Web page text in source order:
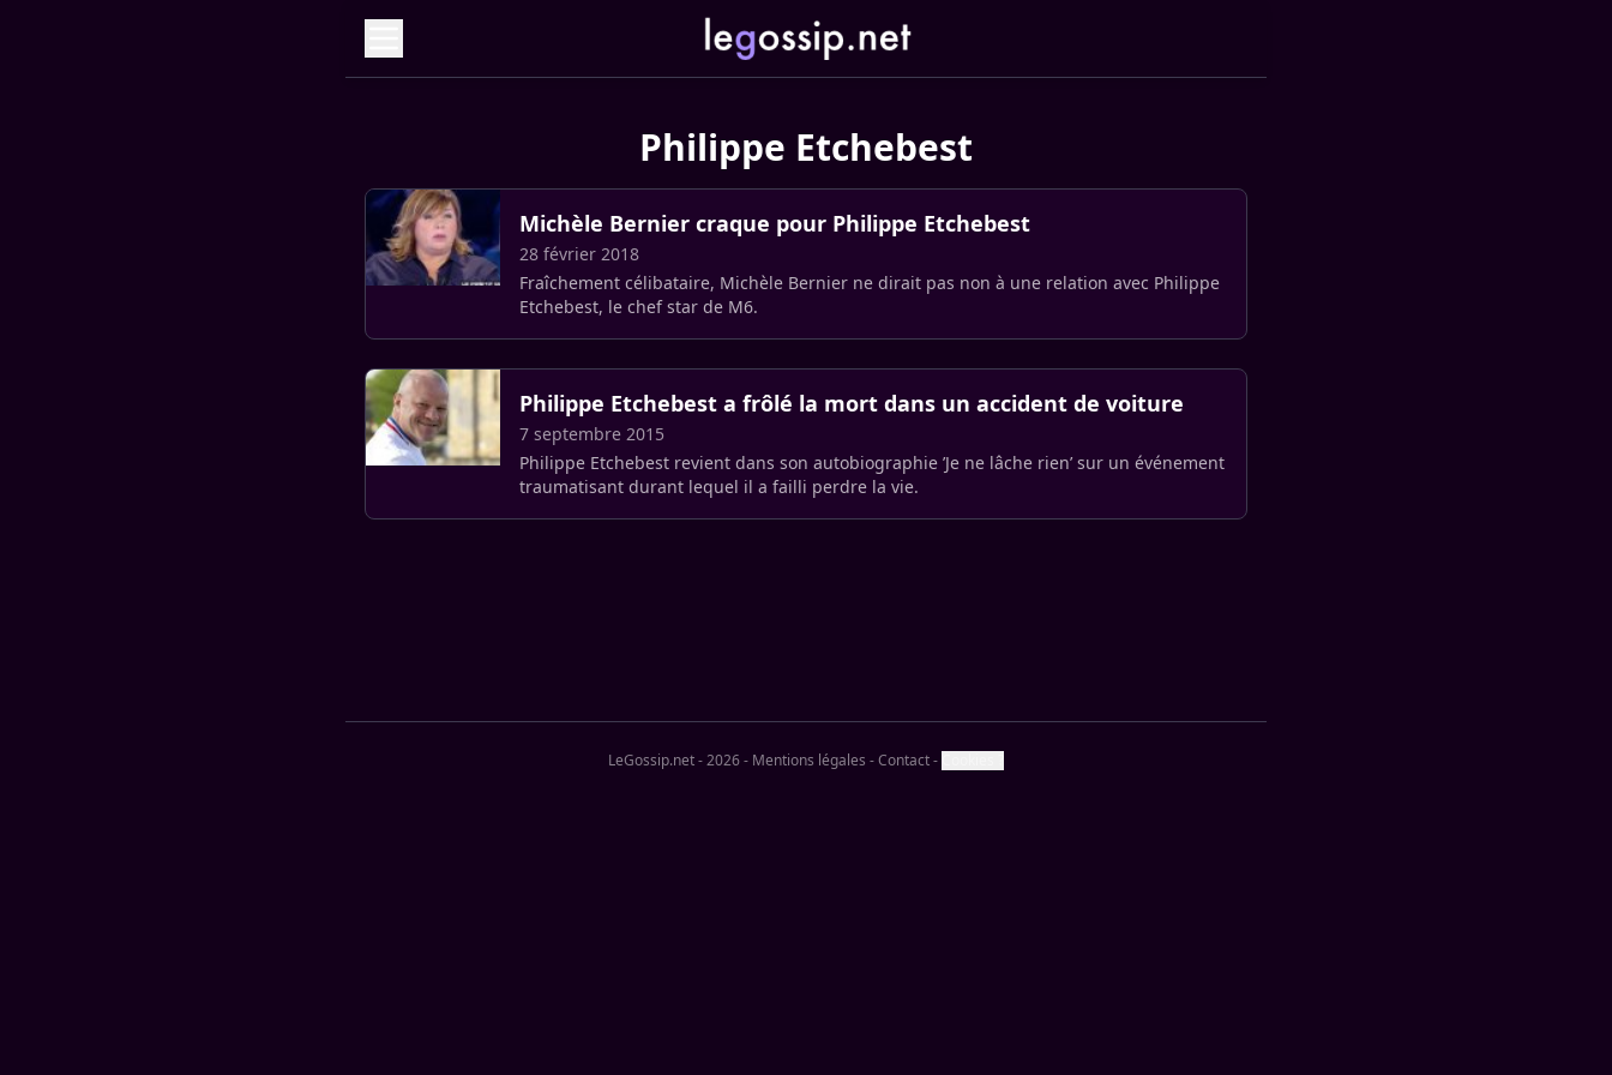
Philippe Etche­best
Michèle Bernier craque pour Philippe Etche­best
28 février 2018
Fraî­che­ment céli­ba­taire, Michèle Bernier ne dirait pas non à une relation avec Philippe
Etche­best, le chef star de M6.
Philippe Etche­best a frôlé la mort dans un accident de voiture
7 septembre 2015
Philippe Etche­best revient dans son autobiographie ’Je ne lâche rien’ sur un événement
traumatisant durant lequel il a failli perdre la vie.
LeGossip.net - 2026- Mentions légales -Contact-